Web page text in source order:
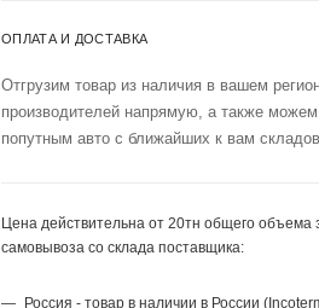
ОПЛАТА И ДОСТАВКА
Отгрузим товар из наличия в вашем
производителей напрямую, а также
попутным авто с ближайших к вам
Цена действительна от 20тн общего объема
самовывоза со склада поставщика:
Россия - товар в наличии в России